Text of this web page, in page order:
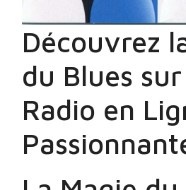
Découvrez
du Blues
Radio en